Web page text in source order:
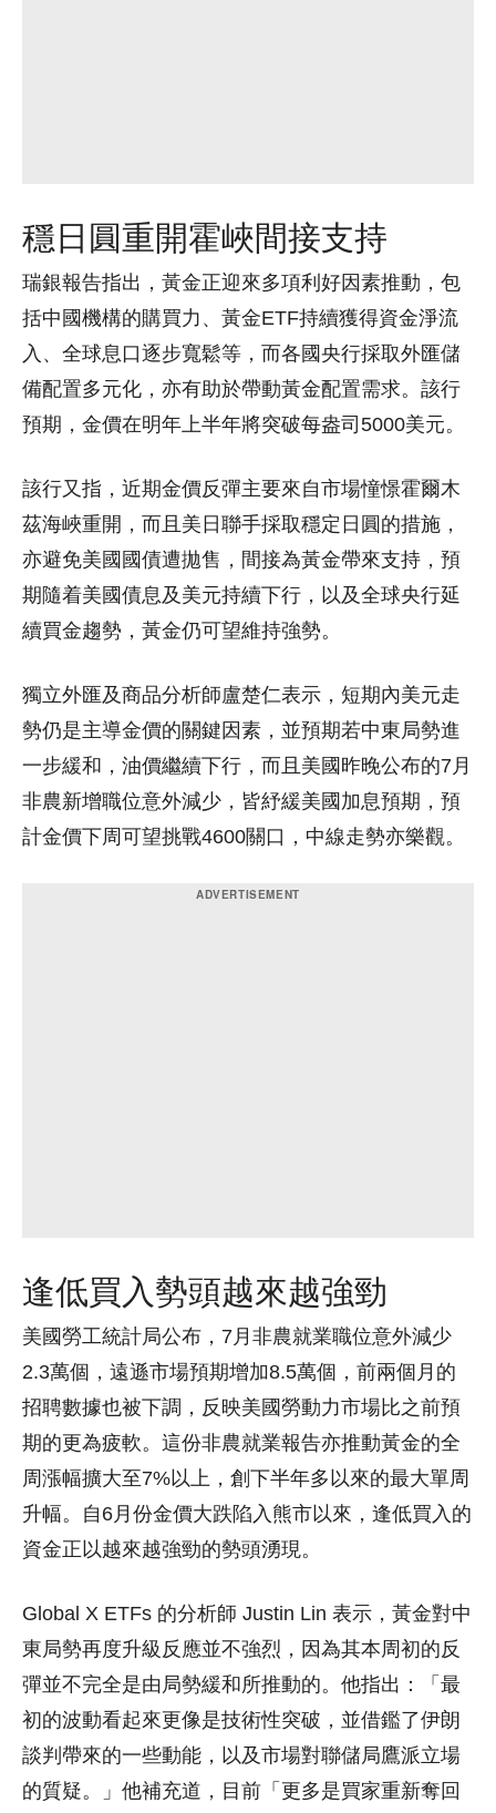
穩日圓重開霍峽間接支持
瑞銀報告指出，黃金正迎來多項利好因素推動，包
括中國機構的購買力、黃金ETF持續獲得資金淨流
入、全球息口逐步寬鬆等，而各國央行採取外匯儲
備配置多元化，亦有助於帶動黃金配置需求。該行
預期，金價在明年上半年將突破每盎司5000美元。
該行又指，近期金價反彈主要來自市場憧憬霍爾木
茲海峽重開，而且美日聯手採取穩定日圓的措施，
亦避免美國國債遭拋售，間接為黃金帶來支持，預
期隨着美國債息及美元持續下行，以及全球央行延
續買金趨勢，黃金仍可望維持強勢。
獨立外匯及商品分析師盧楚仁表示，短期內美元走
勢仍是主導金價的關鍵因素，並預期若中東局勢進
一步緩和，油價繼續下行，而且美國昨晚公布的7月
非農新增職位意外減少，皆紓緩美國加息預期，預
計金價下周可望挑戰4600關口，中線走勢亦樂觀。
逢低買入勢頭越來越強勁
美國勞工統計局公布，7月非農就業職位意外減少
2.3萬個，遠遜市場預期增加8.5萬個，前兩個月的
招聘數據也被下調，反映美國勞動力市場比之前預
期的更為疲軟。這份非農就業報告亦推動黃金的全
周漲幅擴大至7%以上，創下半年多以來的最大單周
升幅。自6月份金價大跌陷入熊市以來，逢低買入的
資金正以越來越強勁的勢頭湧現。
Global X ETFs 的分析師 Justin Lin 表示，黃金對中
東局勢再度升級反應並不強烈，因為其本周初的反
彈並不完全是由局勢緩和所推動的。他指出：「最
初的波動看起來更像是技術性突破，並借鑑了伊朗
談判帶來的一些動能，以及市場對聯儲局鷹派立場
的質疑。」他補充道，目前「更多是買家重新奪回